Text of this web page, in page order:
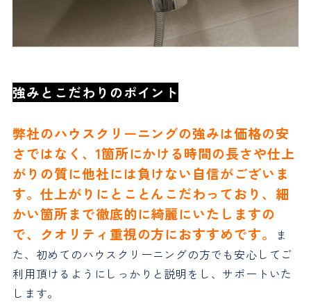
強みとこだわりのポイント
弊社のハウスクリーニングの強みは価格の安
さではなく、1箇所にかける時間の長さや仕上
がりの質に他社には負けない自信がございま
す。仕上がりにとことんこだわっており、細
かい箇所まで徹底的に綺麗にいたしますの
で、クオリティ重視の方におすすめです。
ま
た、初めてのハウスクリーニングの方でも安心してご
利用頂けるようにしっかりと説明をし、サポートいた
します。